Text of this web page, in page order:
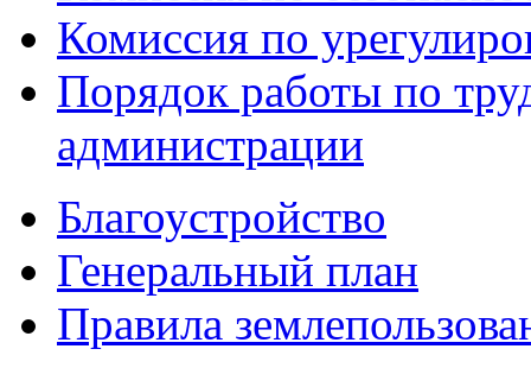
Комиссия по
Порядок работы по
администрации
Благоустройство
Генеральный план
Правила